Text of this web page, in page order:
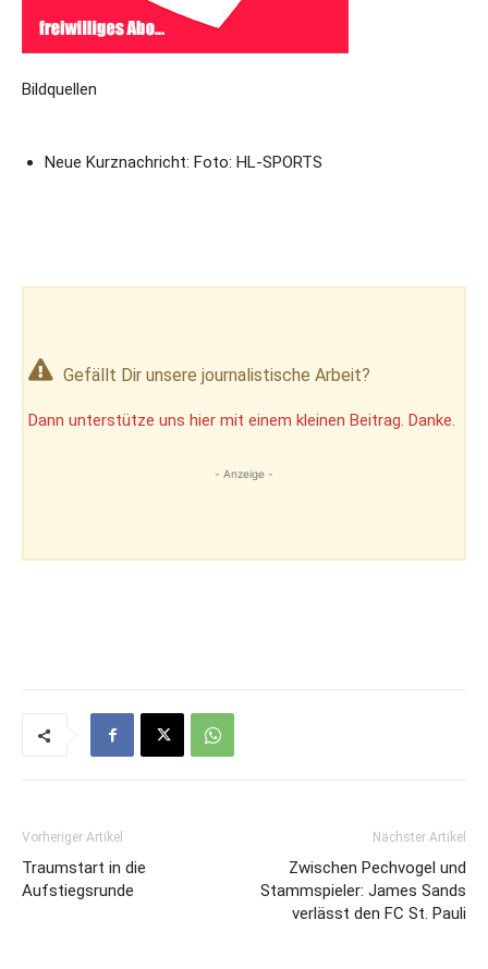
Bildquellen
Neue Kurznachricht: Foto: HL-SPORTS
Gefällt Dir unsere journalistische Arbeit?
Dann unterstütze uns hier mit einem kleinen Beitrag. Danke.
- Anzeige -
Vorheriger Artikel
Traumstart in die
Aufstiegsrunde
Nächster Artikel
Zwischen Pechvogel und
Stammspieler: James Sands
verlässt den FC St. Pauli